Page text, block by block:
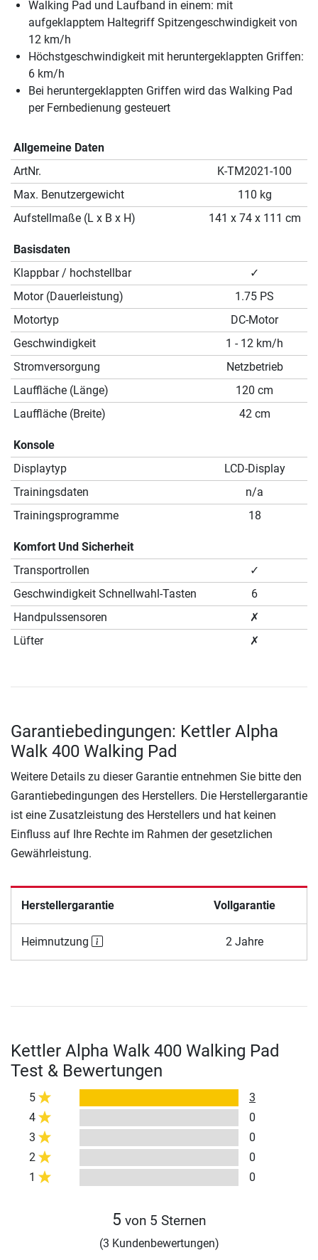
Walking Pad und Laufband in einem: mit
aufgeklapptem Haltegriff Spitzengeschwindigkeit von
12 km/h
Höchstgeschwindigkeit mit heruntergeklappten Griffen:
6 km/h
Bei heruntergeklappten Griffen wird das Walking Pad
per Fernbedienung gesteuert
Allgemeine Daten
ArtNr.
K-TM2021-100
Max. Benutzergewicht
110 kg
Aufstellmaße (L x B x H)
141 x 74 x 111 cm
Basisdaten
Klappbar / hochstellbar
✓
Motor (Dauerleistung)
1.75 PS
Motortyp
DC-Motor
Geschwindigkeit
1 - 12 km/h
Stromversorgung
Netzbetrieb
Lauffläche (Länge)
120 cm
Lauffläche (Breite)
42 cm
Konsole
Displaytyp
LCD-Display
Trainingsdaten
n/a
Trainingsprogramme
18
Komfort Und Sicherheit
Transportrollen
✓
Geschwindigkeit Schnellwahl-Tasten
6
Handpulssensoren
✗
Lüfter
✗
Garantiebedingungen: Kettler Alpha
Walk 400 Walking Pad
Weitere Details zu dieser Garantie entnehmen Sie bitte den
Garantiebedingungen des Herstellers. Die Herstellergarantie
ist eine Zusatzleistung des Herstellers und hat keinen
Einfluss auf Ihre Rechte im Rahmen der gesetzlichen
Gewährleistung.
Herstellergarantie Vollgarantie
Heimnutzung 2 Jahre
Kettler Alpha Walk 400 Walking Pad
Test & Bewertungen
5
3
4
0
3
0
2
0
1
0
5 von 5 Sternen
(3 Kundenbewertungen)